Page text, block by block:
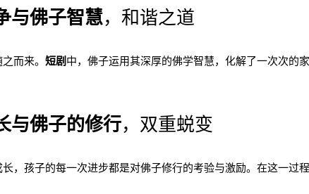
与佛子智慧，和谐之道
而来。 短剧 中，佛子运用其深厚的佛学智慧，化解了一次次的
与佛子的修行，双重蜕变
，孩子的每一次进步都是对佛子修行的考验与激励。在这一过